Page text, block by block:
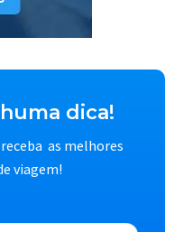
dica!
as melhores
viagem!